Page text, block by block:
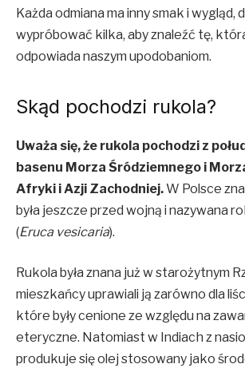
Każda odmiana ma inny smak i
wypróbować kilka, aby znaleźć tę,
odpowiada naszym upodobaniom.
Skąd pochodzi rukola?
Uważa się, że rukola pochodzi z
basenu Morza Śródziemnego i
Afryki i Azji Zachodniej.W Polsce
była jeszcze przed wojną i nazywana
(Eruca vesicaria).
Rukola była znana już w starożytnym
mieszkańcy uprawiali ją zarówno dla
które były cenione ze względu na
eteryczne. Natomiast w Indiach z
produkuje się olej stosowany jako